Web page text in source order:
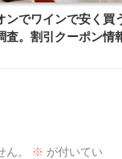
ンでワインで安く買
査。割引クーポン情
。 ※ が付いてい